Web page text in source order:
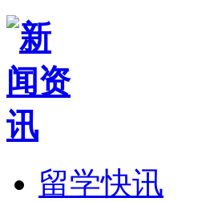
留学快讯